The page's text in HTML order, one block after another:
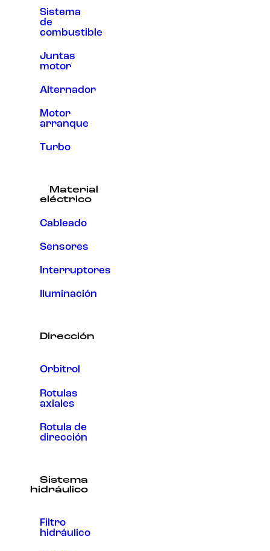
Sistema
de
combustible
Juntas
motor
Alternador
Motor
arranque
Turbo
Material
eléctrico
Cableado
Sensores
Interruptores
Iluminación
Dirección
Orbitrol
Rotulas
axiales
Rotula de
dirección
Sistema
hidráulico
Filtro
hidráulico